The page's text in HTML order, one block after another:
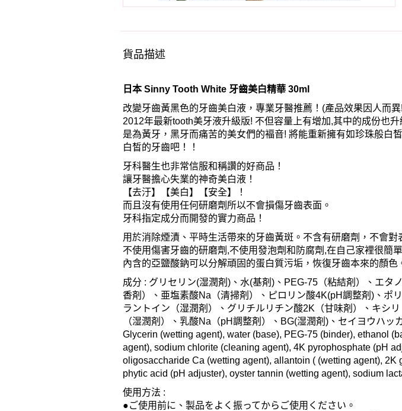
貨品描述
日本 Sinny Tooth White 牙齒美白精華 30ml
改變牙齒黃黑色的牙齒美白液，專業牙醫推薦！(產品效果因人而異
2012年最新tooth美牙液升級版! 不但容量上有增加,其中的成份也升
是為黃牙，黑牙而痛苦的美女們的褔音! 將能重新擁有如珍珠般白
白皙的牙齒吧！！
牙科醫生也非常信服和稱讚的好商品！
讓牙醫擔心失業的神奇美白液！
【去汙】【美白】【安全】！
而且沒有使用任何研磨劑所以不會損傷牙齒表面。
牙科指定成分而開發的實力商品！
用於消除煙漬、平時生活帶來的牙齒黃斑。不含有研磨劑，不會
不使用傷害牙齒的研磨劑,不使用發泡劑和防腐劑,在自己家裡很簡
內含的亞鹽酸鈉可以分解頑固的蛋白質污垢，恢復牙齒本來的顏色
成分 : グリセリン(湿潤剤)、水(基剤)、PEG-75（粘結剤）、エ
香剤）、亜塩素酸Na（清掃剤）、ピロリン酸4K(pH調整剤)、ポ
ラントイン（湿潤剤）、グリチルリチン酸2K（甘味剤）、キシ
（湿潤剤）、乳酸Na（pH調整剤）、BG(湿潤剤)、セイヨウハッ
Glycerin (wetting agent), water (base), PEG-75 (binder), ethanol
agent), sodium chlorite (cleaning agent), 4K pyrophosphate (pH
oligosaccharide Ca (wetting agent), allantoin ( (wetting agent),
phytic acid (pH adjuster), oyster tannin (wetting agent), sodium
使用方法 :
●ご使用前に、製品をよく振ってからご使用ください。